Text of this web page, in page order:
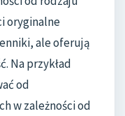
oryginalne
ale oferują
Na przykład
od
w zależności od